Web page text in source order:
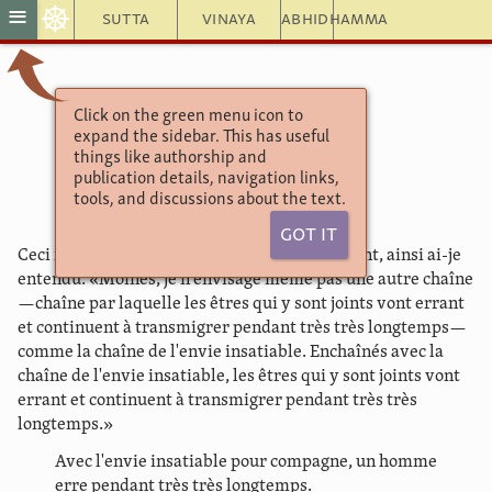
Sutta Vinaya Abhidhamma
≡ ☸
Click on the green menu icon to
expand the sidebar. This has useful
things like authorship and
publication details, navigation links,
tools, and discussions about the text.
Got It
Khuddaka Nikāya
Itivuttaka
15.
Ceci fut dit par le Béni du Ciel, dit par l'Arahant, ainsi ai-je
entendu: «Moines, je n'envisage même pas une autre chaîne
—chaîne par laquelle les êtres qui y sont joints vont errant
et continuent à transmigrer pendant très très longtemps—
comme la chaîne de l'envie insatiable. Enchaînés avec la
chaîne de l'envie insatiable, les êtres qui y sont joints vont
errant et continuent à transmigrer pendant très très
longtemps.»
Avec l'envie insatiable pour compagne, un homme
erre pendant très très longtemps.